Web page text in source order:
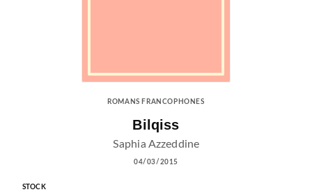
ROMANS FRANCOPHONES
Bilqiss
Saphia Azzeddine
04/03/2015
STOCK